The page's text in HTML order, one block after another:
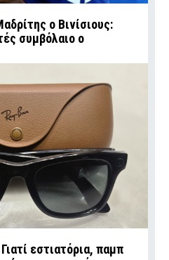
ο Βινίσιους:
συμβόλαιο ο
εστιατόρια, παμπ